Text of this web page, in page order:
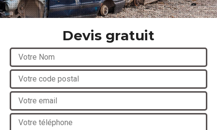
Devis gratuit